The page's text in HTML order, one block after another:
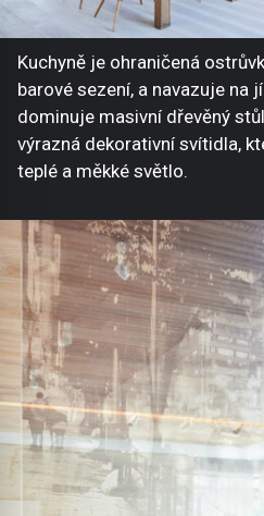
Kuchyně je ohraničená
barové sezení, a navazuje na
dominuje masivní dřevěný
výrazná dekorativní svítidla,
teplé a měkké světlo.